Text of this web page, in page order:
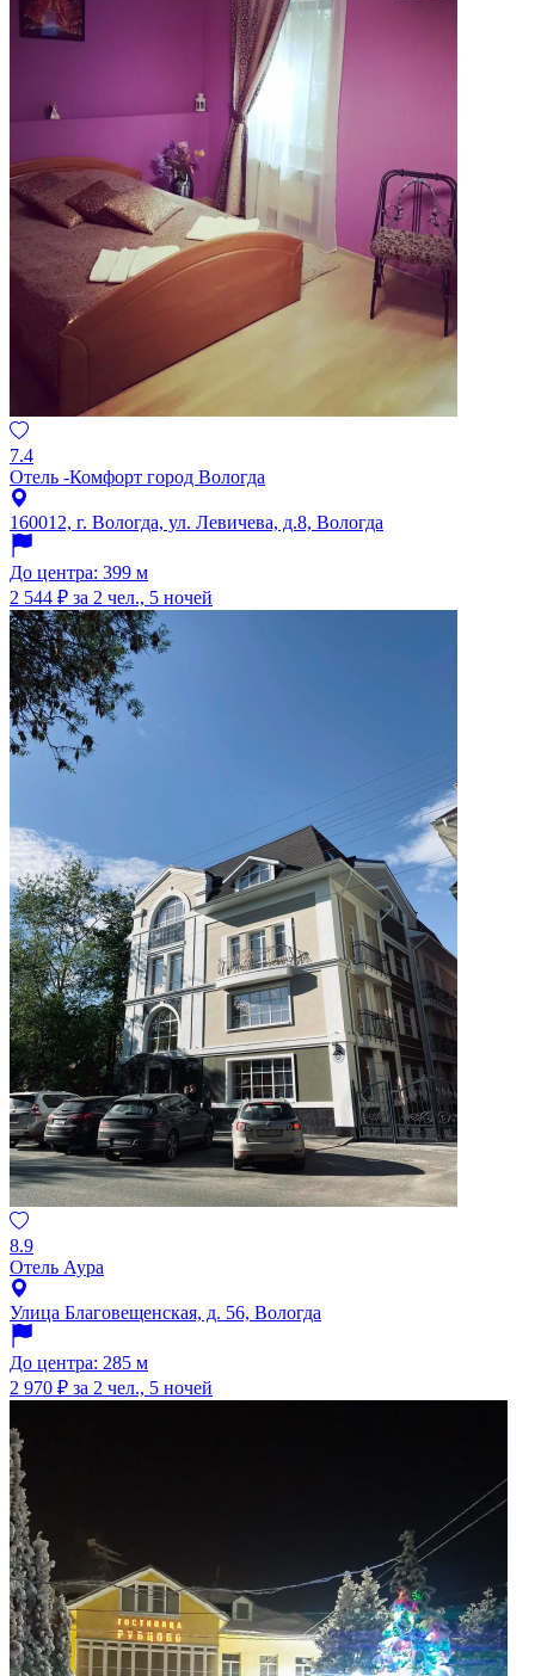
7.4
Отель -Комфорт город Вологда
160012, г. Вологда, ул. Левичева, д.8, Вологда
До центра: 399 м
2 544 ₽ за 2 чел., 5 ночей
8.9
Отель Аура
Улица Благовещенская, д. 56, Вологда
До центра: 285 м
2 970 ₽ за 2 чел., 5 ночей